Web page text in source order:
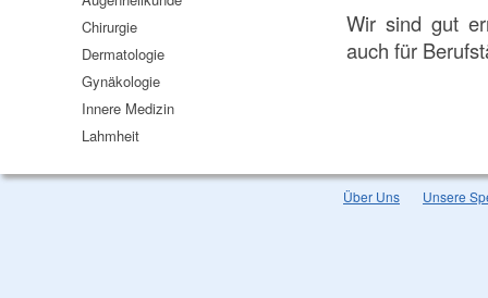
Chirurgie
Dermatologie
Gynäkologie
Innere Medizin
Lahmheit
Wir sind gut
auch für
Über Uns Unsere